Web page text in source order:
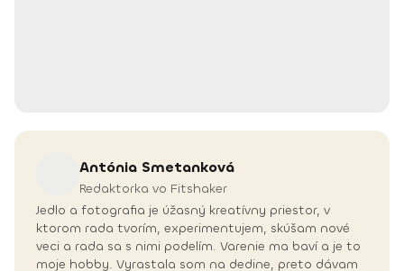
Antónia Smetanková
Redaktorka vo Fitshaker
Jedlo a fotografia je úžasný kreatívny priestor, v
ktorom rada tvorím, experimentujem, skúšam nové
veci a rada sa s nimi podelím. Varenie ma baví a je to
moje hobby. Vyrastala som na dedine, preto dávam